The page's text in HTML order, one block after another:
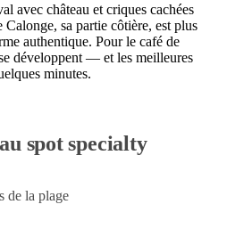
avec château et criques cachées
sa partie côtière, est plus
authentique. Pour le café de
développent — et les meilleures
minutes.
spot specialty
de la plage